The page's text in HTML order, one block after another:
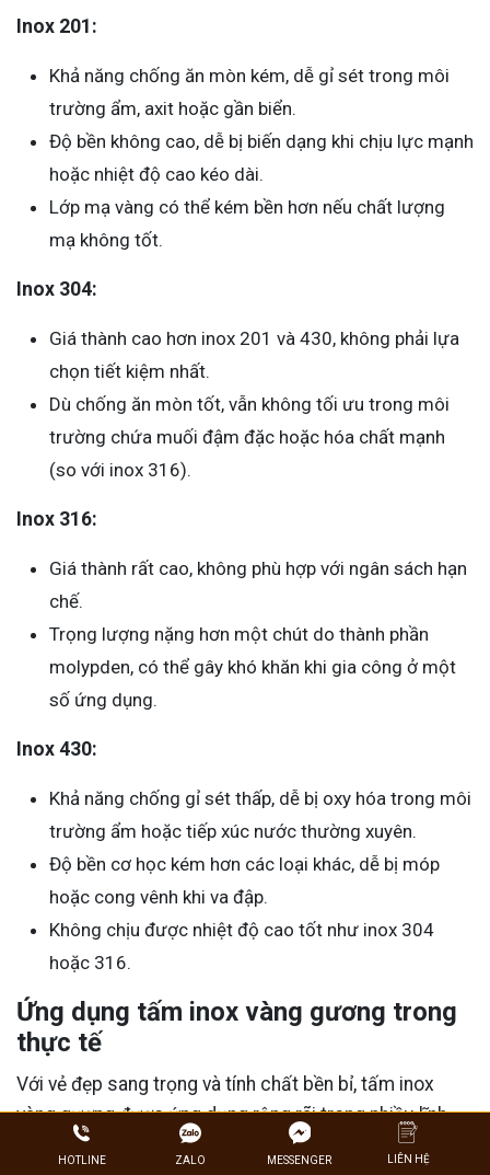
Inox 201:
Khả năng chống ăn mòn kém, dễ gỉ sét trong môi
trường ẩm, axit hoặc gần biển.
Độ bền không cao, dễ bị biến dạng khi chịu lực mạnh
hoặc nhiệt độ cao kéo dài.
Lớp mạ vàng có thể kém bền hơn nếu chất lượng
mạ không tốt.
Inox 304:
Giá thành cao hơn inox 201 và 430, không phải lựa
chọn tiết kiệm nhất.
Dù chống ăn mòn tốt, vẫn không tối ưu trong môi
trường chứa muối đậm đặc hoặc hóa chất mạnh
(so với inox 316).
Inox 316:
Giá thành rất cao, không phù hợp với ngân sách hạn
chế.
Trọng lượng nặng hơn một chút do thành phần
molypden, có thể gây khó khăn khi gia công ở một
số ứng dụng.
Inox 430:
Khả năng chống gỉ sét thấp, dễ bị oxy hóa trong môi
trường ẩm hoặc tiếp xúc nước thường xuyên.
Độ bền cơ học kém hơn các loại khác, dễ bị móp
hoặc cong vênh khi va đập.
Không chịu được nhiệt độ cao tốt như inox 304
hoặc 316.
Ứng dụng tấm inox vàng gương trong
thực tế
Với vẻ đẹp sang trọng và tính chất bền bỉ, tấm inox
vàng gương được ứng dụng rộng rãi trong nhiều lĩnh
vực thực tế. Dưới đây là các ứng dụng phổ biến:
HOTLINE ZALO MESSENGER LIÊN HỆ